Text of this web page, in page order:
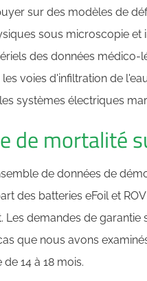
sur des modèles de
sous microscopie
des données médico-
voies d'infiltration de
systèmes électriques
de mortalité
de données de
des batteries eFoil et
Les demandes de
que nous avons
14 à 18 mois.